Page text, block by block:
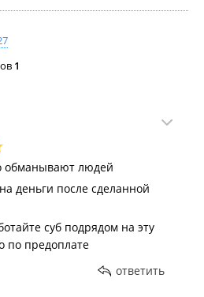
1
обманывают людей
деньги после сделанной
суб подрядом на эту
по предоплате
ответить